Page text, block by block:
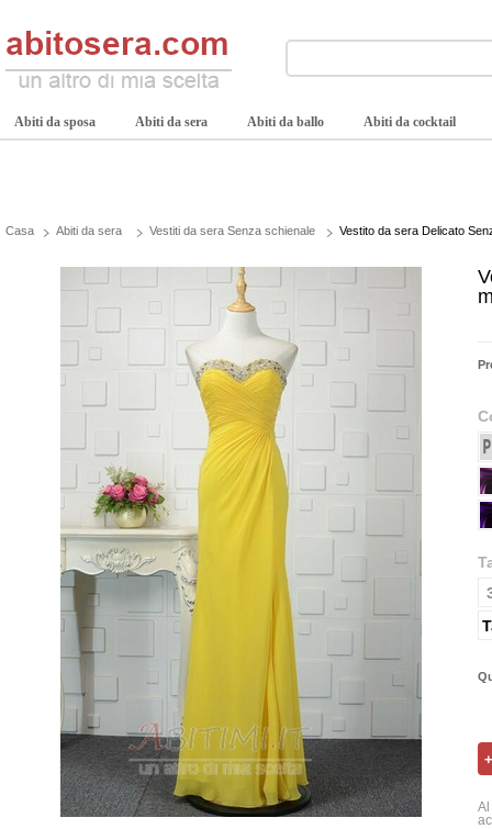
Abiti da sposa Abiti da sera Abiti da ballo Abiti da cocktail
Casa Abiti da sera Vestiti da sera Senza schienale Vestito da sera Delicato
Al